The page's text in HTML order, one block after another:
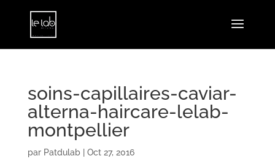
soins-capillaires-caviar-
alterna-haircare-lelab-
montpellier
par Patdulab| Oct 27, 2016